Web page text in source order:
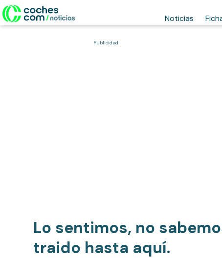
Noticias
Publicidad
Lo sentimos, no
traido hasta aquí.